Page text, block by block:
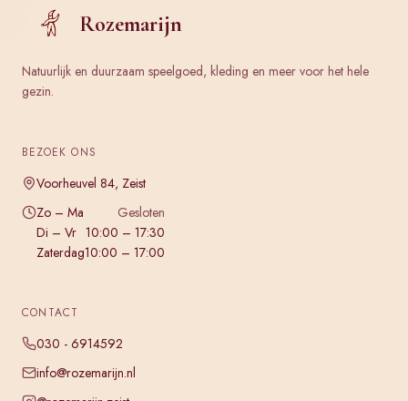
Rozemarijn
Natuurlijk en duurzaam speelgoed, kleding en meer voor het hele
gezin.
BEZOEK ONS
Voorheuvel 84, Zeist
Zo – Ma
Gesloten
Di – Vr 10:00 – 17:30
Zaterdag10:00 – 17:00
CONTACT
030 - 6914592
info@rozemarijn.nl